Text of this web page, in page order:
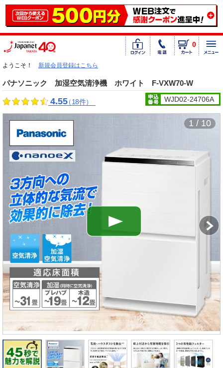
0
ようこそ！ 新規会員登録はこちら
パナソニック 加湿空気清浄機 ホワイト F-VXW70-W
4.55（18件） WJD02-24706A
1 / 10